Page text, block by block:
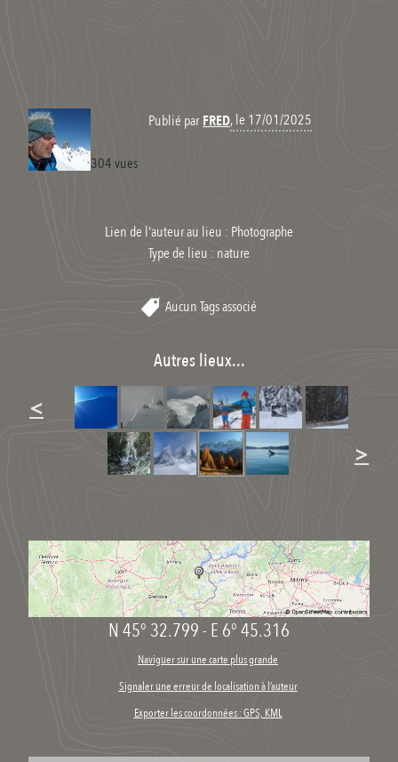
Publié par FRED, le 17/01/2025
304 vues
Lien de l'auteur au lieu : Photographe
Type de lieu : nature
Aucun Tags associé
Autres lieux...
<
>
N 45° 32.799- E 6° 45.316
Naviguer sur une carte plus grande
Signaler une erreur de localisation à l’auteur
Exporter les coordonnées : GPS, KML